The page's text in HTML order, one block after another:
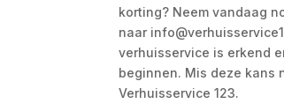
korting? Neem vandaag
naar
verhuisservice is erkend
beginnen. Mis deze kans
Verhuisservice 123.